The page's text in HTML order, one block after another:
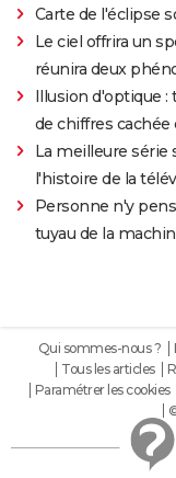
Carte de l'éclipse
Le ciel offrira un
réunira deux
Illusion d'optique :
de chiffres cachée
La meilleure série
l'histoire de la
Personne n'y
tuyau de la
Qui sommes-nous ?
Tous les articles
Paramétrer les cookies